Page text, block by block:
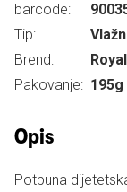
barcode:
Tip:
Brend:
Pakovanje: 195g
Opis
Potpuna